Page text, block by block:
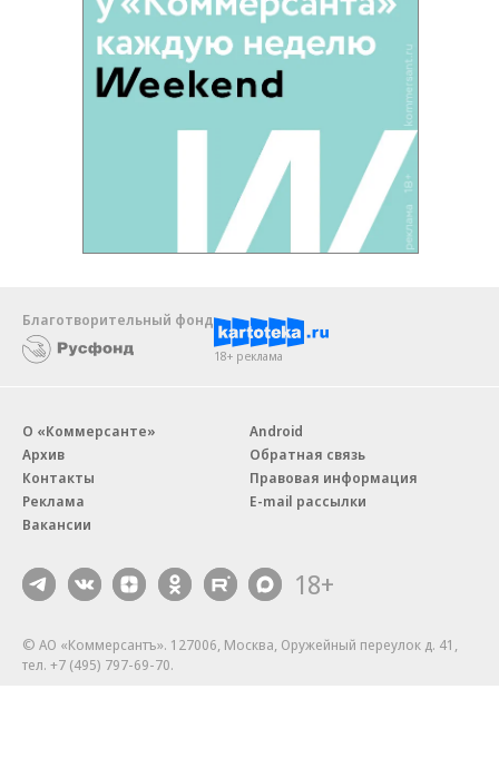
Благотворительный фонд
18+ реклама
О «Коммерсанте»
Архив
Контакты
Реклама
Вакансии
Android
Обратная связь
Правовая информация
E-mail рассылки
18+
© АО «Коммерсантъ». 127006, Москва, Оружейный переулок д. 41,
тел. +7 (495) 797-69-70.